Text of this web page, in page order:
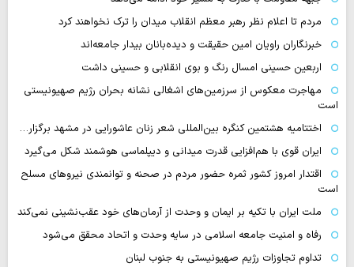
مردم تا اعلام نظر رهبر معظم انقلاب میدان را ترک نخواهند کرد
خبرنگاران راویان امین حقیقت و دیده‌بانان بیدار جامعه‌اند
اربعین حسینی امسال رنگ و بوی انقلابی و حسینی داشت
مهاجرت معکوس از سرزمین‌های اشغالی نشانه بحران رژیم صهیونیستی
است
اختتامیه هشتمین کنگره بین‌المللی شعر زنان عاشورایی در مشهد برگزار…
ایران قوی با هم‌افزایی قدرت میدانی و دیپلماسی هوشمند شکل می‌گیرد
اقتدار امروز کشور ثمره حضور مردم در صحنه و توانمندی نیروهای مسلح
است
ملت ایران با تکیه بر ایمان و وحدت از آرمان‌های خود عقب‌نشینی نمی‌کند
رفاه و امنیت جامعه اسلامی در سایه وحدت و اتحاد محقق می‌شود
تداوم تجاوزات رژیم صهیونیستی به جنوب لبنان